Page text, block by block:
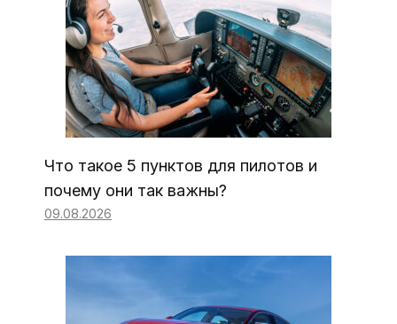
Что такое 5 пунктов для пилотов и
почему они так важны?
09.08.2026